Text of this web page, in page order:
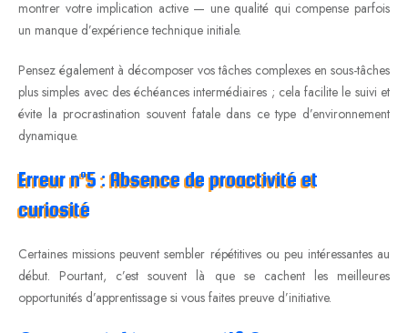
montrer votre implication active — une qualité qui compense parfois
un manque d’expérience technique initiale.
Pensez également à décomposer vos tâches complexes en sous-tâches
plus simples avec des échéances intermédiaires ; cela facilite le suivi et
évite la procrastination souvent fatale dans ce type d’environnement
dynamique.
Erreur n°5 : Absence de proactivité et
curiosité
Certaines missions peuvent sembler répétitives ou peu intéressantes au
début. Pourtant, c’est souvent là que se cachent les meilleures
opportunités d’apprentissage si vous faites preuve d’initiative.